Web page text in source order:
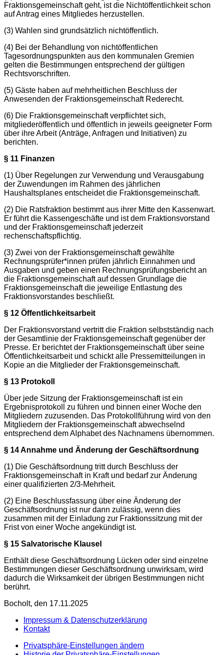
Fraktionsgemeinschaft geht, ist die Nichtöffentlichkeit schon
auf Antrag eines Mitgliedes herzustellen.
(3) Wahlen sind grundsätzlich nichtöffentlich.
(4) Bei der Behandlung von nichtöffentlichen
Tagesordnungspunkten aus den kommunalen Gremien
gelten die Bestimmungen entsprechend der gültigen
Rechtsvorschriften.
(5) Gäste haben auf mehrheitlichen Beschluss der
Anwesenden der Fraktionsgemeinschaft Rederecht.
(6) Die Fraktionsgemeinschaft verpflichtet sich,
mitgliederöffentlich und öffentlich in jeweils geeigneter Form
über ihre Arbeit (Anträge, Anfragen und Initiativen) zu
berichten.
§ 11 Finanzen
(1) Über Regelungen zur Verwendung und Verausgabung
der Zuwendungen im Rahmen des jährlichen
Haushaltsplanes entscheidet die Fraktionsgemeinschaft.
(2) Die Ratsfraktion bestimmt aus ihrer Mitte den Kassenwart.
Er führt die Kassengeschäfte und ist dem Fraktionsvorstand
und der Fraktionsgemeinschaft jederzeit
rechenschaftspflichtig.
(3) Zwei von der Fraktionsgemeinschaft gewählte
Rechnungsprüfer*innen prüfen jährlich Einnahmen und
Ausgaben und geben einen Rechnungsprüfungsbericht an
die Fraktionsgemeinschaft auf dessen Grundlage die
Fraktionsgemeinschaft die jeweilige Entlastung des
Fraktionsvorstandes beschließt.
§ 12 Öffentlichkeitsarbeit
Der Fraktionsvorstand vertritt die Fraktion selbstständig nach
der Gesamtlinie der Fraktionsgemeinschaft gegenüber der
Presse. Er berichtet der Fraktionsgemeinschaft über seine
Öffentlichkeitsarbeit und schickt alle Pressemitteilungen in
Kopie an die Mitglieder der Fraktionsgemeinschaft.
§ 13 Protokoll
Über jede Sitzung der Fraktionsgemeinschaft ist ein
Ergebnisprotokoll zu führen und binnen einer Woche den
Mitgliedern zuzusenden. Das Protokollführung wird von den
Mitgliedern der Fraktionsgemeinschaft abwechselnd
entsprechend dem Alphabet des Nachnamens übernommen.
§ 14 Annahme und Änderung der Geschäftsordnung
(1) Die Geschäftsordnung tritt durch Beschluss der
Fraktionsgemeinschaft in Kraft und bedarf zur Änderung
einer qualifizierten 2/3-Mehrheit.
(2) Eine Beschlussfassung über eine Änderung der
Geschäftsordnung ist nur dann zulässig, wenn dies
zusammen mit der Einladung zur Fraktionssitzung mit der
Frist von einer Woche angekündigt ist.
§ 15 Salvatorische Klausel
Enthält diese Geschäftsordnung Lücken oder sind einzelne
Bestimmungen dieser Geschäftsordnung unwirksam, wird
dadurch die Wirksamkeit der übrigen Bestimmungen nicht
berührt.
Bocholt, den 17.11.2025
Impressum & Datenschutzerklärung
Kontakt
Privatsphäre-Einstellungen ändern